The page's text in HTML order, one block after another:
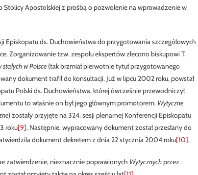
Stolicy Apostolskiej z prośbą o pozwolenie na wprowadzenie w
ds. Duchowieństwa do przygotowania szczegółowych
Zorganizowanie tzw. zespołu ekspertów zlecono biskupowi T.
w Polsce (tak brzmiał pierwotnie tytuł przygotowanego
dokument trafił do konsultacji. Już w lipcu 2002 roku, powstał
Polski ds. Duchowieństwa, której ówcześnie przewodniczył
to właśnie on był jego głównym promotorem. Wytyczne
) zostały przyjęte na 324. sesji plenarnej Konferencji Episkopatu
roku[9]. Następnie, wypracowany dokument został przesłany do
dokument dekretem z dnia 22 stycznia 2004 roku[10].
zatwierdzenie, nieznacznie poprawionych Wytycznychprzez